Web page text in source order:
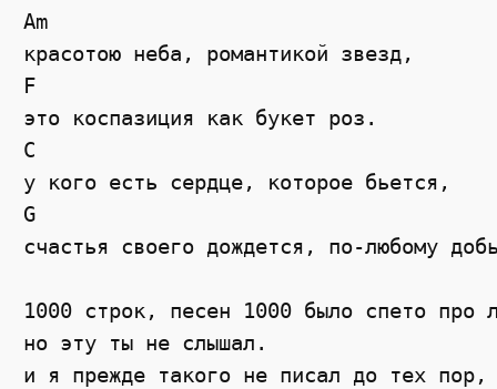
Am
красотою неба, романтикой звезд,
F
это коспазиция как букет роз.
C
у кого есть сердце, которое бьется,
G
счастья своего дождется, по-любому
1000 строк, песен 1000 было спето про
но эту ты не слышал.
и я прежде такого не писал до тех